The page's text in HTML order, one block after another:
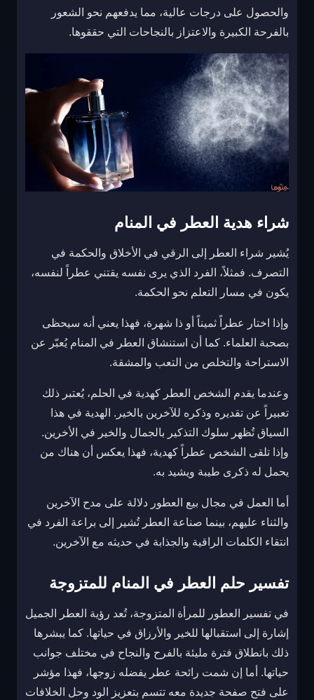
والحصول على درجات عالية، مما يدفعهم نحو الشعور
بالفرحة الكبيرة والاعتزاز بالنجاحات التي حققوها.
شراء هدية العطر في المنام
يُشير شراء العطر إلى الرقي في الأخلاق والحكمة في
التصرف. فمثلاً، الفرد الذي يرى نفسه يقتني عطراً لنفسه،
يكون في مسار التعلم نحو الحكمة.
وإذا اختار عطراً ثميناً أو ذا شهرة، فهذا يعني أنه سيحظى
بصحبة العلماء. كما أن استنشاق العطر في المنام يُعبّر عن
الاستراحة والتخلص من التعب والمشقة.
وعندما يقدم الشخص العطر كهدية في الحلم، يُعتبر ذلك
تعبيراً عن تقديره وذكره للآخرين بالخير. الهدية في هذا
السياق تُظهر سلوك التذكير بالجمال والخير في الأخرين.
وإذا تلقى الشخص عطراً كهدية، فهذا يعكس أن هناك من
يحمل له ذكرى طيبة ويشيد به.
أما العمل في مجال بيع العطور دلالة على مدح الآخرين
والثناء عليهم، بينما صناعة العطر تُشير إلى براعة الفرد في
انتقاء الكلمات الراقية والجذابة في حديثه مع الآخرين.
تفسير حلم العطر في المنام للمتزوجة
في تفسير العطور للمرأة المتزوجة، تُعد رؤية العطر الجميل
إشارة إلى استقبالها للخير والأرزاق في حياتها. كما يبشرها
ذلك بانطلاق فترة مليئة بالفرح والنجاح في مختلف جوانب
حياتها. أما إن شمت رائحة عطر يفضله زوجها، فهذا مؤشر
على فتح صفحة جديدة معه تتسم بتعزيز الود وحل الخلافات